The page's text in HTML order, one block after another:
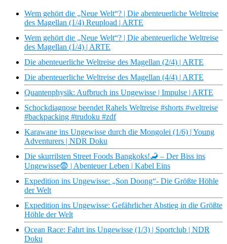
Wem gehört die „Neue Welt“? | Die abenteuerliche Weltreise
des Magellan (1/4) Reupload | ARTE
Wem gehört die „Neue Welt“? | Die abenteuerliche Weltreise
des Magellan (1/4) | ARTE
Die abenteuerliche Weltreise des Magellan (2/4) | ARTE
Die abenteuerliche Weltreise des Magellan (4/4) | ARTE
Quantenphysik: Aufbruch ins Ungewisse | Impulse | ARTE
Schockdiagnose beendet Rahels Weltreise #shorts #weltreise
#backpacking #trudoku #zdf
Karawane ins Ungewisse durch die Mongolei (1/6) | Young
Adventurers | NDR Doku
Die skurrilsten Street Foods Bangkoks!🦂 – Der Biss ins
Ungewisse😨 | Abenteuer Leben | Kabel Eins
Expedition ins Ungewisse: „Son Doong“- Die Größte Höhle
der Welt
Expedition ins Ungewisse: Gefährlicher Abstieg in die Größte
Höhle der Welt
Ocean Race: Fahrt ins Ungewisse (1/3) | Sportclub | NDR
Doku